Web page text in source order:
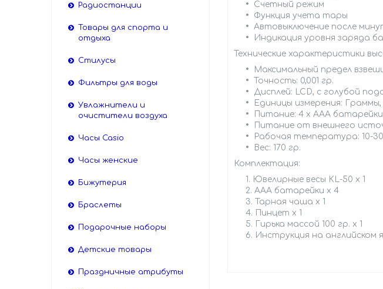
Счетный режим
Функция учета тары
Автовыключение после
Индикация уровня заряда
Технические характеристики
Максимальный предел
Точность: 0,001 гр.
Дисплей: LCD, с голубой
Единицы измерения:
Питание: 4 х ААА батарейки
Питание от внешнего
Рабочая температура: 10-
Вес: 170 гр.
Комплектация:
Ювелирные весы KL-50 x 1
ААА батарейки x 4
Тарная чаша x 1
Пинцет x 1
Гирька массой 100 гр. x 1
Инструкция на английском
Радиостанции
Товары для спорта и
отдыха
Стилусы
Фильтры для воды
Увлажнители и
очистители воздуха
Часы Casio
Часы женские
Бижутерия
Браслеты
Подарочные наборы
Детские товары
Праздничные атрибуты